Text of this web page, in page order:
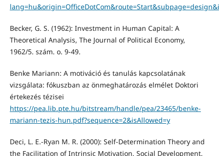
Becker, G. S. (1962): Investment in Human Capital: A
Theoretical Analysis, The Journal of Political Economy,
1962/5. szám. o. 9-49.
Benke Mariann: A motiváció és tanulás kapcsolatának
vizsgálata: fókuszban az önmeghatározás elmélet Doktori
értekezés tézisei
https://pea.lib.pte.hu/bitstream/handle/pea/23465/benke-
mariann-tezis-hun.pdf?sequence=2&isAllowed=y
Deci, L. E.-Ryan M. R. (2000): Self-Determination Theory and
the Facilitation of Intrinsic Motivation, Social Development,